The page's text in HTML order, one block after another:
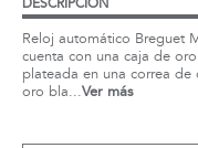
DESCRIPCIÓN
Reloj automático Breguet
cuenta con una caja de
plateada en una correa
oro bla...Ver más